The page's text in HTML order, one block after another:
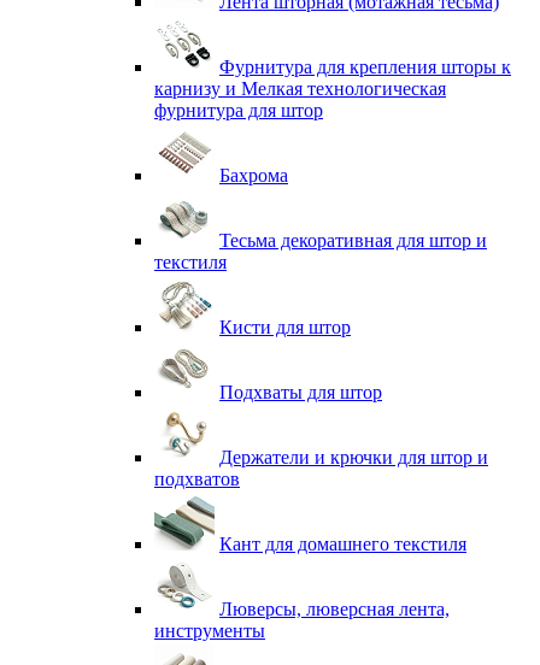
Фурнитура для крепления шторы к
карнизу и Мелкая технологическая
фурнитура для штор
Бахрома
Тесьма декоративная для штор и
текстиля
Кисти для штор
Подхваты для штор
Держатели и крючки для штор и
подхватов
Кант для домашнего текстиля
Люверсы, люверсная лента,
инструменты